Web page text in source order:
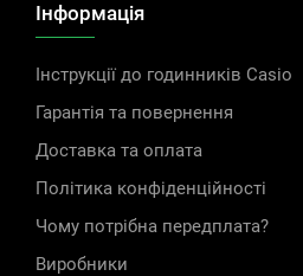
Інформація
Інструкції до годинників Casio
Гарантія та повернення
Доставка та оплата
Політика конфіденційності
Чому потрібна передплата?
Виробники